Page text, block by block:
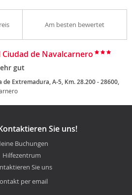
Am besten bewertet
Ciudad de Navalcarnero
gut
de Extremadura, A-5, Km. 28.200 - 28600,
Sie uns!
Buchungen
Hilfezentrum
Sie uns
per email